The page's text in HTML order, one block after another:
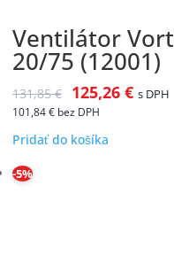
Ventilátor
20/75 (12001)
131,85€ 125,26 € s DPH
101,84€ bez DPH
Pridať do košíka
-5%